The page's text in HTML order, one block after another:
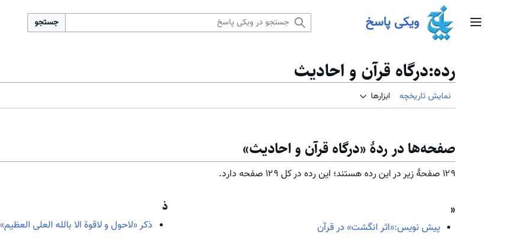
منوی اصلی ویکی پاسخ جستجو
رده:درگاه قرآن و احادیث
نمایش تاریخچه
ابزارها
صفحه‌ها در ردهٔ «درگاه قرآن و احادیث»
۱۲۹ صفحۀ زیر در این رده هستند؛ این رده در کل ۱۲۹ صفحه دارد.
«
پیش نویس:«اثر انگشت» در قرآن
ذ
ذکر «لاحول و لاقوة الا بالله العلی العظیم»